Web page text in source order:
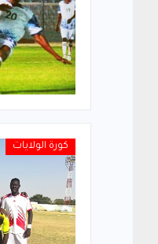
كورة الولايات